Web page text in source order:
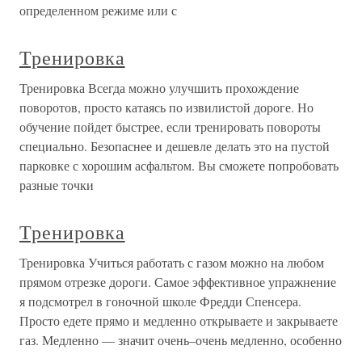
определенном режиме или с
Тренировка
Тренировка Всегда можно улучшить прохождение
поворотов, просто катаясь по извилистой дороге. Но
обучение пойдет быстрее, если тренировать повороты
специально. Безопаснее и дешевле делать это на пустой
парковке с хорошим асфальтом. Вы сможете попробовать
разные точки
Тренировка
Тренировка Учиться работать с газом можно на любом
прямом отрезке дороги. Самое эффективное упражнение
я подсмотрел в гоночной школе Фредди Спенсера.
Просто едете прямо и медленно открываете и закрываете
газ. Медленно — значит очень–очень медленно, особенно